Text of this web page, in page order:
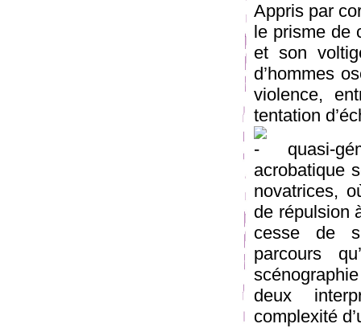
Appris par
le prisme de
et son
d’hommes
violence,
tentation
quasi-
acrobatique
novatrices,
de répulsion
cesse de
parcours
deux
complexité